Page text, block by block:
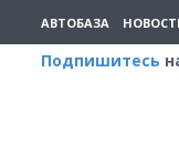
АВТОБАЗА
Подпишитесь